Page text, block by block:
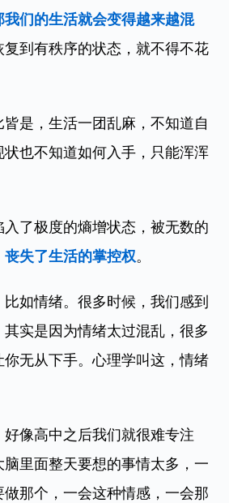
们的生活就会变得越来越混
复到有秩序的状态，就不得不花
是，生活一团乱麻，不知道自
也不知道如何入手，只能浑浑
了极度的熵增状态，被无数的
丧失了生活的掌控权。
如情绪。很多时候，我们感到
实是因为情绪太过混乱，很多
无从下手。心理学叫这，情绪
像高中之后我们就很难专注
里面整天要想的事情太多，一
那个，一会这种情感，一会那